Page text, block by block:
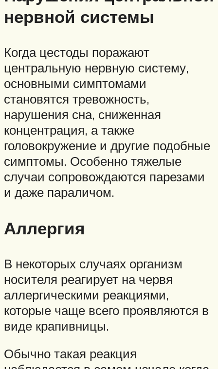
нервной системы
Когда цестоды поражают
центральную нервную систему,
основными симптомами
становятся тревожность,
нарушения сна, сниженная
концентрация, а также
головокружение и другие подобные
симптомы. Особенно тяжелые
случаи сопровождаются парезами
и даже параличом.
Аллергия
В некоторых случаях организм
носителя реагирует на червя
аллергическими реакциями,
которые чаще всего проявляются в
виде крапивницы.
Обычно такая реакция